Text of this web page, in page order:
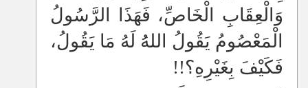
وَالْعِقَابِ الْخَاصِّ، فَهَذَا الرَّسُولُ
الْمَعْصُومُ يَقُولُ اللهُُ لَهُ مَا يَقُولُ،
فَكَيْفَ بِغَيْرِهِ؟!!